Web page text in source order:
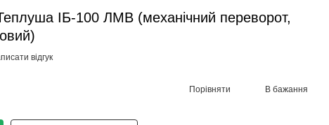
ІБ-100 ЛМВ (механічний переворот,
відгук
Порівняти В бажання